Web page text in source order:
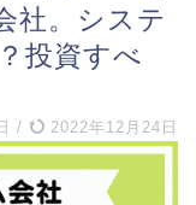
社。システ
投資すべ
/ 2022年12月24日